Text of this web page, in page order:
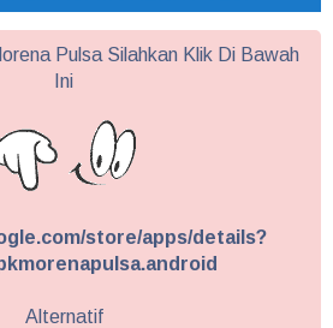
Pulsa Silahkan Klik Di Bawah
Ini
store/apps/details?
Alternatif